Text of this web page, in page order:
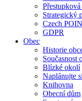
Strategický
Czech
GDPR
Obec
Historie
Současnost
Blízké okolí
Naplánujte
Knihovna
Obecní dům